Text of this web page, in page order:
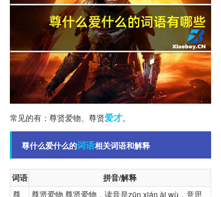
常见的有：尊贤爱物、尊贤爱才。
尊什么爱什么的词语相关词语和解释
词语
拼音/解释
尊
尊贤爱物 尊贤爱物，读音是zūn xián ài wù，意思